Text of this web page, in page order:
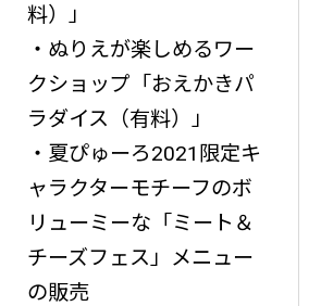
料）」
・ぬりえが楽しめるワー
クショップ「おえかきパ
ラダイス（有料）」
・夏ぴゅーろ2021限定キ
ャラクターモチーフのボ
リューミーな「ミート＆
チーズフェス」メニュー
の販売